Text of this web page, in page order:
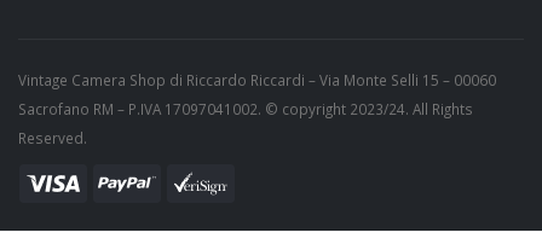
Vintage Camera Shop di Riccardo Riccardi – Via Monte Selli 15 – 00060
Sacrofano RM – P.IVA 17097041002. © copyright 2023/24. All Rights
Reserved.